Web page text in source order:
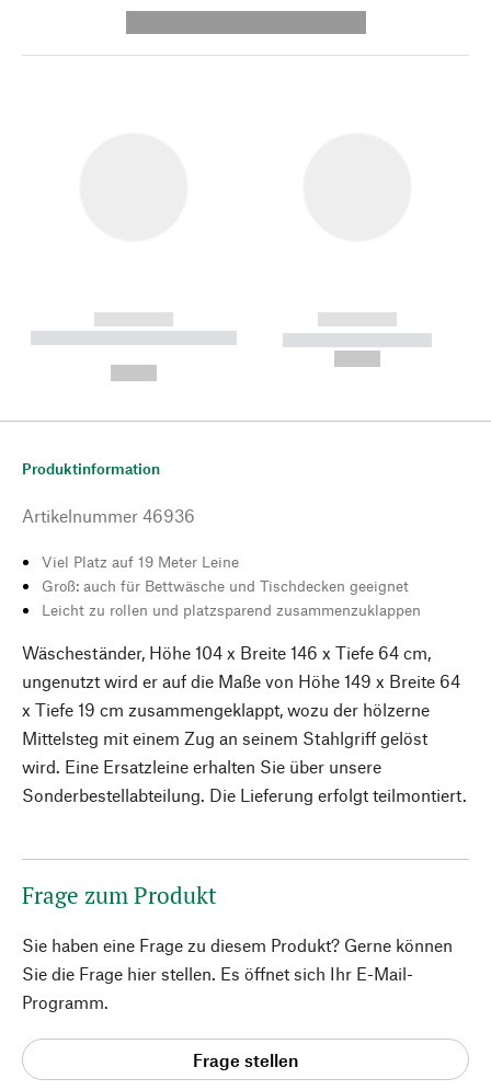
------------
----------- ----------- --------
------------
----------- -----------
Produktinformation
Artikelnummer 46936
Viel Platz auf 19 Meter Leine
Groß: auch für Bettwäsche und Tischdecken geeignet
Leicht zu rollen und platzsparend zusammenzuklappen
Wäscheständer, Höhe 104 x Breite 146 x Tiefe 64 cm,
ungenutzt wird er auf die Maße von Höhe 149 x Breite 64
x Tiefe 19 cm zusammengeklappt, wozu der hölzerne
Mittelsteg mit einem Zug an seinem Stahlgriff gelöst
wird. Eine Ersatzleine erhalten Sie über unsere
Sonderbestellabteilung. Die Lieferung erfolgt teilmontiert.
Frage zum Produkt
Sie haben eine Frage zu diesem Produkt? Gerne können
Sie die Frage hier stellen. Es öffnet sich Ihr E-Mail-
Programm.
Frage stellen